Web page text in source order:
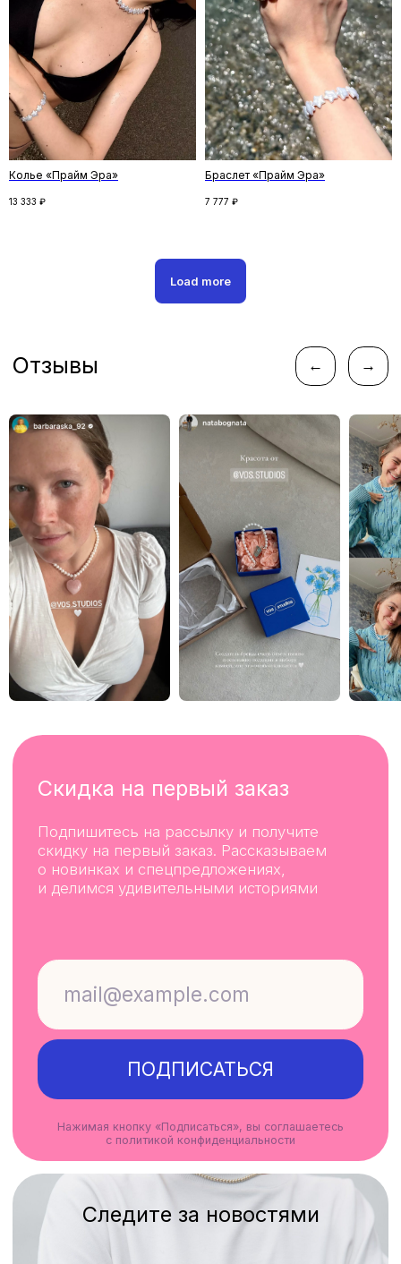
Колье «Прайм Эра»
13 333 ₽
Браслет «Прайм Эра»
7 777 ₽
Load more
Подпишитесь на рассылку и получите
скидку на первый заказ. Рассказываем
о новинках и спецпредложениях,
и делимся удивительными историями
Следите за новостями
telegram
instagram*